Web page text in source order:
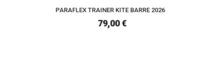
PARAFLEX TRAINER KITE BARRE 2026
79,00 €